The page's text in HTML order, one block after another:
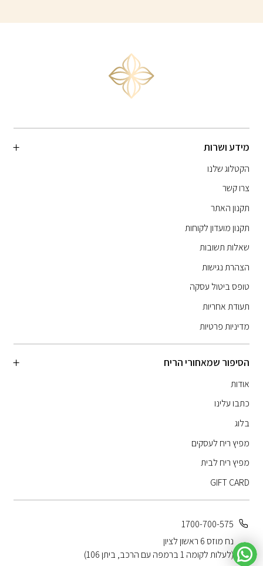
מידע ושרות
הקטלוג שלנו
צרו קשר
תקנון האתר
תקנון מועדון לקוחות
שאלות תשובות
הצהרת נגישות
טופס ביטול עסקה
תעודת אחריות
מדיניות פרטיות
הסיפור שמאחורי הריח
אודות
כתבו עלינו
בלוג
מפיץ ריח לעסקים
מפיץ ריח לבית
GIFT CARD
1700-700-575
נח מוזס 6 ראשון לציון
(לעלות לקומה 1 ברמפה עם הרכב, ביתן 106)